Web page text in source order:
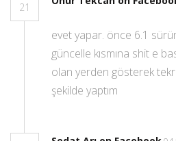
21
evet yapar. önce 6.1
güncelle kısmına shit e
olan yerden gösterek
şekilde yaptım